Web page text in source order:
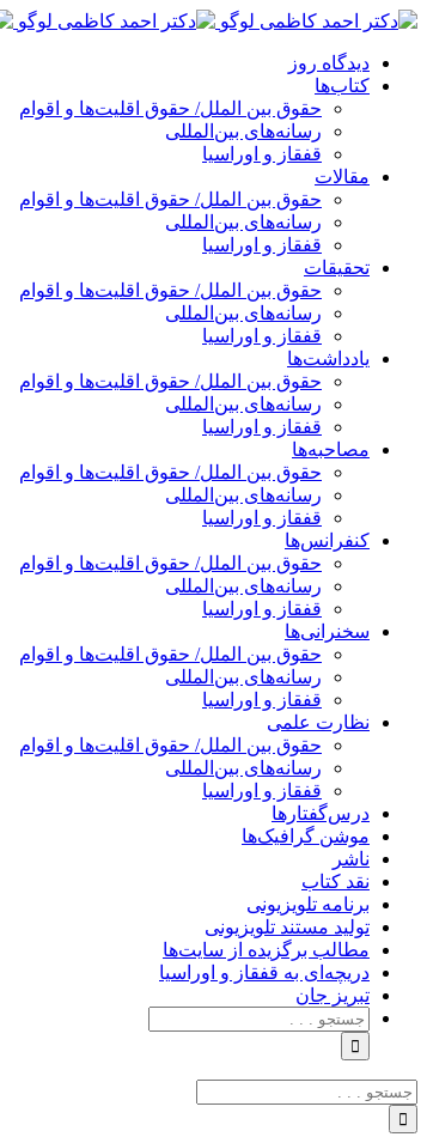
پرش
محتوا
دیدگاه روز
کتاب‌ها
حقوق بین الملل/ حقوق اقلیت‌ها و اقوام
رسانه‌های بین‌المللی
قفقاز و اوراسیا
مقالات
حقوق بین الملل/ حقوق اقلیت‌ها و اقوام
رسانه‌های بین‌المللی
قفقاز و اوراسیا
تحقیقات
حقوق بین الملل/ حقوق اقلیت‌ها و اقوام
رسانه‌های بین‌المللی
قفقاز و اوراسیا
یادداشت‌ها
حقوق بین الملل/ حقوق اقلیت‌ها و اقوام
رسانه‌های بین‌المللی
قفقاز و اوراسیا
مصاحبه‌ها
حقوق بین الملل/ حقوق اقلیت‌ها و اقوام
رسانه‌های بین‌المللی
قفقاز و اوراسیا
کنفرانس‌ها
حقوق بین الملل/ حقوق اقلیت‌ها و اقوام
رسانه‌های بین‌المللی
قفقاز و اوراسیا
سخنرانی‌ها
حقوق بین الملل/ حقوق اقلیت‌ها و اقوام
رسانه‌های بین‌المللی
قفقاز و اوراسیا
نظارت علمی
حقوق بین الملل/ حقوق اقلیت‌ها و اقوام
رسانه‌های بین‌المللی
قفقاز و اوراسیا
درس‌گفتارها
موشن گرافیک‌ها
ناشر
نقد کتاب
برنامه‌ تلویزیونی
تولید مستند تلویزیونی
مطالب برگزیده از سایت‌ها
دریچه‌ای به قفقاز و اوراسیا
تبریزِ جان
جستجو
برای:
جستجو
برای: